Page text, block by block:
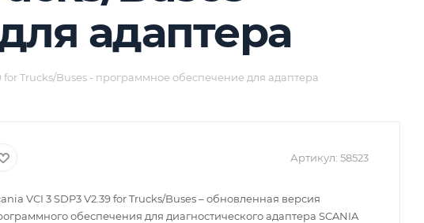
адаптера
for Trucks/Buses - программное обеспечение для адаптера
Артикул: 58523
VCI 3 SDP3 V2.39 for Trucks/Buses – обновленная версия
обеспечения для диагностического адаптера SCANIA